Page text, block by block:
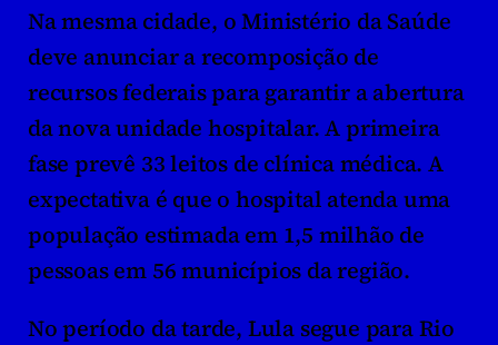
Na mesma cidade, o Ministério da Saúde
deve anunciar a recomposição de
recursos federais para garantir a abertura
da nova unidade hospitalar. A primeira
fase prevê 33 leitos de clínica médica. A
expectativa é que o hospital atenda uma
população estimada em 1,5 milhão de
pessoas em 56 municípios da região.
No período da tarde, Lula segue para Rio